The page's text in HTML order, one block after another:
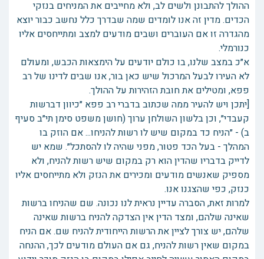
ההולך להתבונן ולשים לב, ולא מחייבים את המניחים בנזקי
הכדים. מדין זה אנו לומדים שמה שבדרך כלל נחשב כבור יוצא
מהגדרה זו אם העוברים ושבים מודעים למצב ומתייחסים אליו
כנורמלי.
א״כ במצב שלנו, בו כולם יודעים על הימצאות הכבש, ומעולם
לא העירו לבעל המרכול שיש כאן בור, אנו שבים לדינו של רב
פפא, ומטילים את חובת הזהירות על ההולך.
[יתכן ויש להעיר ממה שכתוב בדברי רב פפא ״כיוון דברשות
קעבדי״, וכן בלשון השולחן ערוך (חושן משפט סימן תי״ב סעיף
ב) - ״הניח כד במקום שיש לו רשות להניחו... אם הוזק בו
המהלך - בעל הכד פטור, מפני שהיה לו להסתכל״. שמא יש
לדייק בדבריו שהדין הוא רק במקום שיש רשות להניח, ולא
מספיק שאנשים מודעים ומכירים את הנזק ולא מתייחסים אליו
כנזק, כפי שהצגנו אנו.
למרות זאת, הסברה עדיין נראית לנו נכונה. שם שהניחו ברשות
שאינה שלהם, ומצד הדין אין הצדקה להניח ברשות שאינה
שלהם, יש צורך לציין את הרשות הייחודית להניח שם. אם הניח
במקום שאין רשות להניח, גם אם העולם מודעים לכך, ההנחה